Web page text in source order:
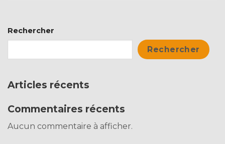
Rechercher
Rechercher
Articles récents
Commentaires récents
Aucun commentaire à afficher.